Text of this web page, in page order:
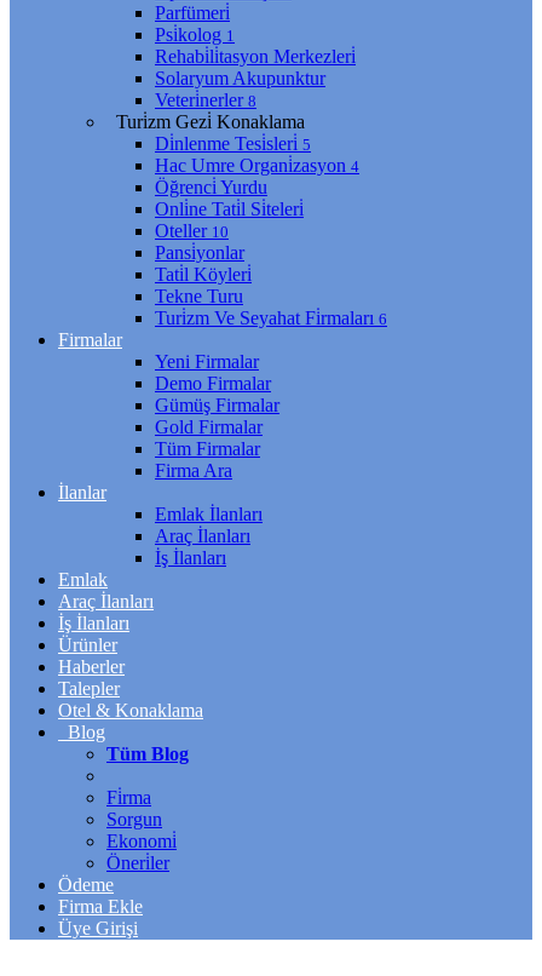
Parfümeri̇
Psi̇kolog 1
Rehabi̇li̇tasyon Merkezleri̇
Solaryum Akupunktur
Veteri̇nerler 8
Turi̇zm Gezi̇ Konaklama
Di̇nlenme Tesi̇sleri̇ 5
Hac Umre Organi̇zasyon 4
Öğrenci̇ Yurdu
Onli̇ne Tati̇l Si̇teleri̇
Oteller 10
Pansi̇yonlar
Tati̇l Köyleri̇
Tekne Turu
Turi̇zm Ve Seyahat Fi̇rmaları 6
Firmalar
Yeni Firmalar
Demo Firmalar
Gümüş Firmalar
Gold Firmalar
Tüm Firmalar
Firma Ara
İlanlar
Emlak İlanları
Araç İlanları
İş İlanları
Emlak
Araç İlanları
İş İlanları
Ürünler
Haberler
Talepler
Otel & Konaklama
Blog
Tüm Blog
Fi̇rma
Sorgun
Ekonomi̇
Öneri̇ler
Ödeme
Firma Ekle
Üye Girişi